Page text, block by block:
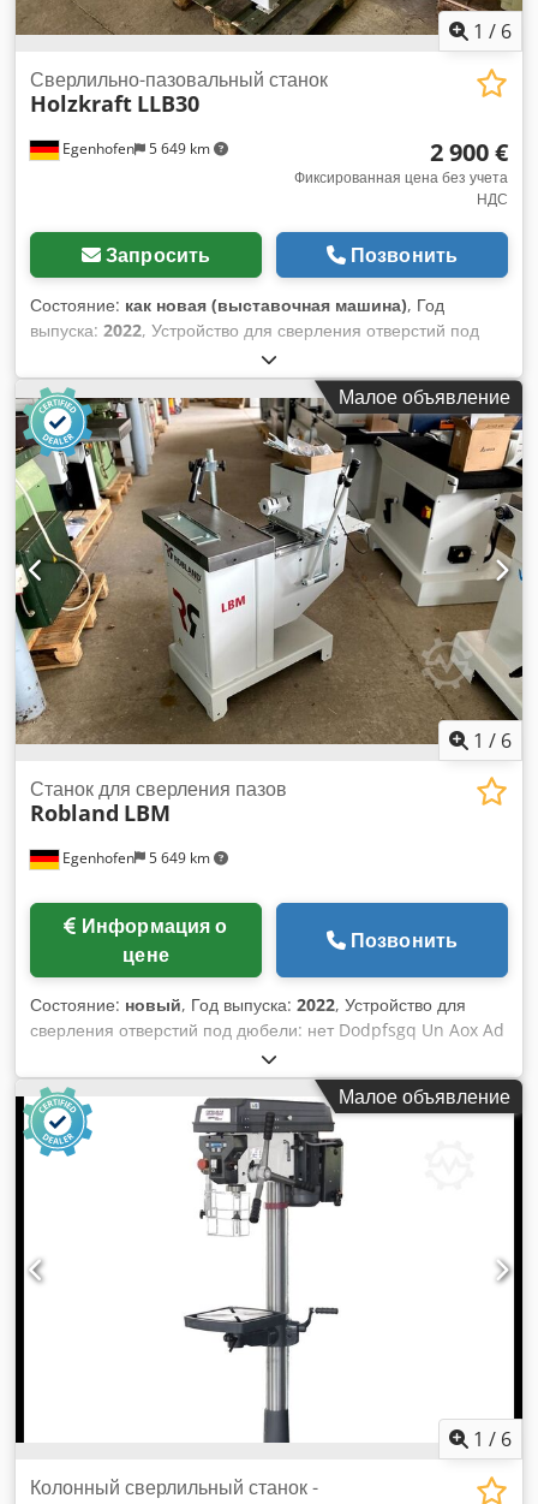
1 / 6
Egenhofen 5 649 km
Сверлильно-пазовальный станок
Holzkraft LLB30
2 900 €
Фиксированная цена без учета
НДС
Запросить Позвонить
Состояние: как новая (выставочная машина), Год
выпуска: 2022, Устройство для сверления отверстий под
дюбели: шаг 16, 22 25, 32 Глубина сверления: 150 мм
Длина паза: 250 мм Диапазон регулировки высоты: 145 мм
Мощность двигателя: 1,5 кВт Djdpfjgzlq Eex Ad Sowa
Скорость: 3000 об/мин Всасывающий патрубок: 100 мм
Длина машины: 1280 мм Ширина машины: 960 мм Вес: 160
кг
Малое объявление
1 / 6
Egenhofen 5 649 km
Станок для сверления пазов
Robland LBM
цене
Позвонить
Состояние: новый, Год выпуска: 2022, Устройство для
сверления отверстий под дюбели: нет Dodpfsgq Un Aox Ad
Sjwa Глубина сверления: 150 мм Длина щелевого
отверстия: 180 мм Ход регулировки высоты: 145 мм
Мощность двигателя: 1,5 кВт Скорость: 3000 об/мин
Всасывающий патрубок: 100 мм Длина машины: 1280 мм
Ширина машины: 960 мм Вес: 240 кг
Малое объявление
1 / 6
Колонный сверлильный станок -